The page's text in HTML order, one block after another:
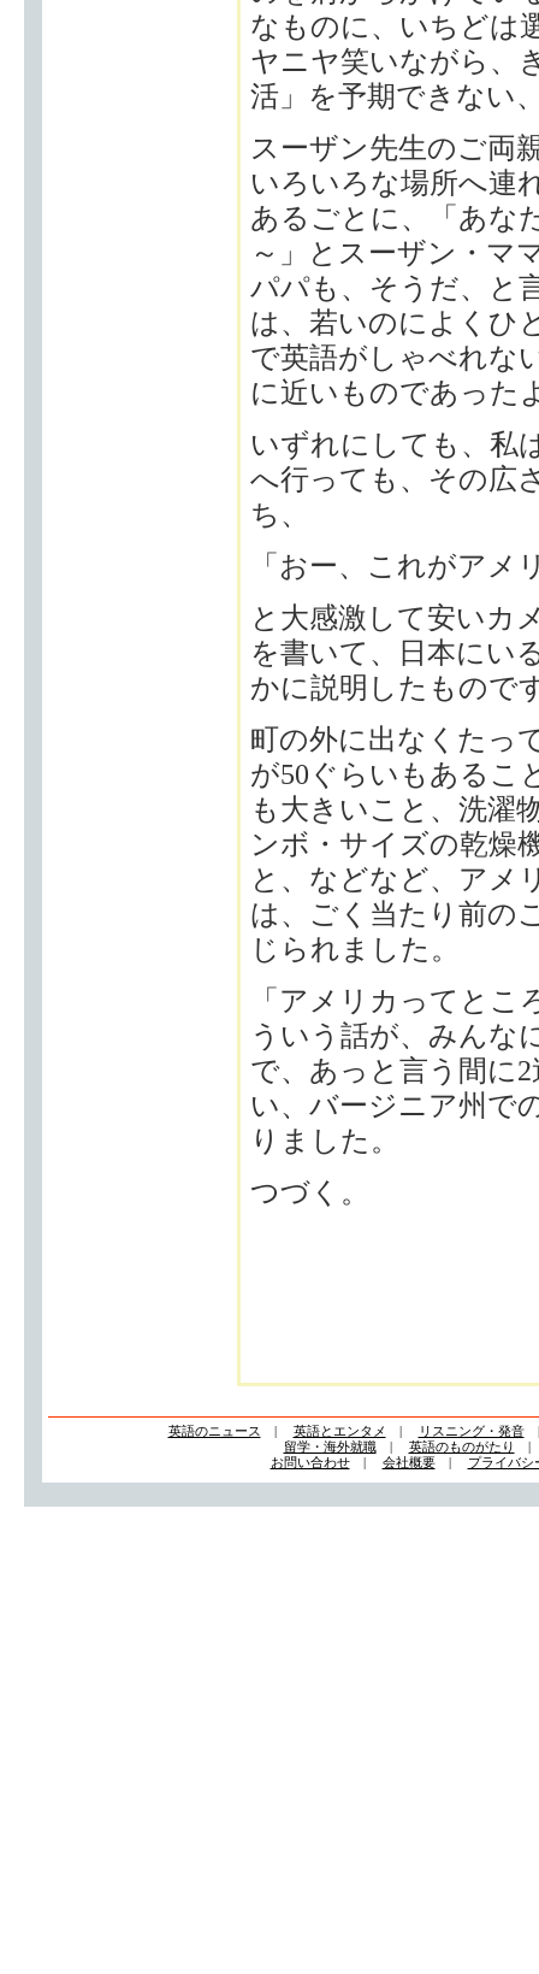
なものに、いちどは
ヤニヤ笑いながら、
活」を予期できない
スーザン先生のご両
いろいろな場所へ連
あるごとに、「あな
～」とスーザン・マ
パパも、そうだ、と
は、若いのによくひ
で英語がしゃべれな
に近いものであった
いずれにしても、私
へ行っても、その広
ち、
「おー、これがアメ
と大感激して安いカ
を書いて、日本にい
かに説明したもので
町の外に出なくたっ
が50ぐらいもあるこ
も大きいこと、洗濯
ンボ・サイズの乾燥
と、などなど、アメ
は、ごく当たり前の
じられました。
「アメリカってと
ういう話が、みんな
で、あっと言う間に
い、バージニア州で
りました。
つづく。
英語のニュース | 英語とエンタメ | リスニング・発音
留学・海外就職| 英語のものがたり
お問い合わせ| 会社概要| プライバシ